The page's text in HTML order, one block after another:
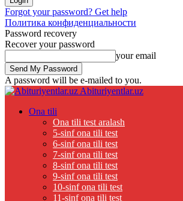
Forgot your password? Get help
Политика конфиденциальности
Password recovery
Recover your password
your email
A password will be e-mailed to you.
Abituriyentlar.uz
Ona tili
Ona tili test aralash
5-sinf ona tili test
6-sinf ona tili test
7-sinf ona tili test
8-sinf ona tili test
9-sinf ona tili test
10-sinf ona tili test
11-sinf ona tili test